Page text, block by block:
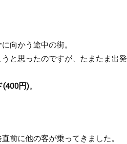
に向かう途中の街。
と思ったのですが、たまたま出発
(400円)。
前に他の客が乗ってきました。